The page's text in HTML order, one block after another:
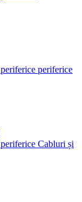
periferice
Cabluri și